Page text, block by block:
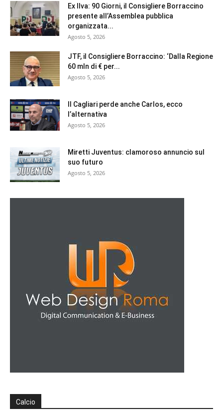
Ex Ilva: 90 Giorni, il Consigliere Borraccino
presente all’Assemblea pubblica
organizzata...
Agosto 5, 2026
JTF, il Consigliere Borraccino: ‘Dalla Regione
60 mln di € per...
Agosto 5, 2026
Il Cagliari perde anche Carlos, ecco
l’alternativa
Agosto 5, 2026
Miretti Juventus: clamoroso annuncio sul
suo futuro
Agosto 5, 2026
Calcio